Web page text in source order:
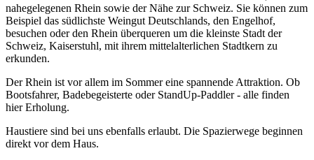
nahegelegenen Rhein sowie der Nähe zur Schweiz. Sie können zum
Beispiel das südlichste Weingut Deutschlands, den Engelhof,
besuchen oder den Rhein überqueren um die kleinste Stadt der
Schweiz, Kaiserstuhl, mit ihrem mittelalterlichen Stadtkern zu
erkunden.
Der Rhein ist vor allem im Sommer eine spannende Attraktion. Ob
Bootsfahrer, Badebegeisterte oder StandUp-Paddler - alle finden
hier Erholung.
Haustiere sind bei uns ebenfalls erlaubt. Die Spazierwege beginnen
direkt vor dem Haus.